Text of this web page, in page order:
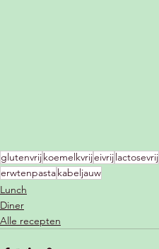
glutenvrij koemelkvrijeivrij lactosevrij
erwtenpasta kabeljauw
Lunch
Diner
Alle recepten